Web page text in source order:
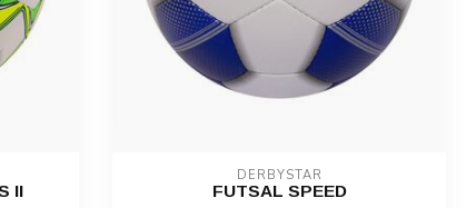
II
DERBYSTAR
FUTSAL SPEED